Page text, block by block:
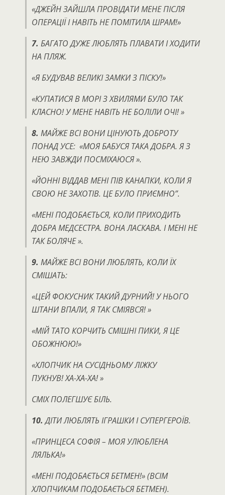
«ДЖЕЙН ЗАЙШЛА ПРОВІДАТИ МЕНЕ ПІСЛЯ
ОПЕРАЦІЇ І НАВІТЬ НЕ ПОМІТИЛА ШРАМ!»
7. БАГАТО ДУЖЕ ЛЮБЛЯТЬ ПЛАВАТИ І ХОДИТИ
НА ПЛЯЖ.
«Я БУДУВАВ ВЕЛИКІ ЗАМКИ З ПІСКУ!»
«КУПАТИСЯ В МОРІ З ХВИЛЯМИ БУЛО ТАК
КЛАСНО!У МЕНЕ НАВІТЬ НЕ БОЛІЛИ ОЧІ! »
8. МАЙЖЕ ВСІ ВОНИ ЦІНУЮТЬ ДОБРОТУ
ПОНАД УСЕ: «МОЯ БАБУСЯ ТАКА ДОБРА. Я З
НЕЮ ЗАВЖДИ ПОСМІХАЮСЯ ».
«ЙОННІ ВІДДАВ МЕНІ ПІВ КАНАПКИ, КОЛИ Я
СВОЮ НЕ ЗАХОТІВ. ЦЕ БУЛО ПРИЄМНО”.
«МЕНІ ПОДОБАЄТЬСЯ, КОЛИ ПРИХОДИТЬ
ДОБРА МЕДСЕСТРА. ВОНА ЛАСКАВА. І МЕНІ НЕ
ТАК БОЛЯЧЕ ».
9. МАЙЖЕ ВСІ ВОНИ ЛЮБЛЯТЬ, КОЛИ ЇХ
СМІШАТЬ:
«ЦЕЙ ФОКУСНИК ТАКИЙ ДУРНИЙ!У НЬОГО
ШТАНИ ВПАЛИ, Я ТАК СМІЯВСЯ! »
«МІЙ ТАТО КОРЧИТЬ СМІШНІ ПИКИ, Я ЦЕ
ОБОЖНЮЮ!»
«ХЛОПЧИК НА СУСІДНЬОМУ ЛІЖКУ
ПУКНУВ!ХА-ХА-ХА! »
СМІХ ПОЛЕГШУЄ БІЛЬ.
10.ДІТИ ЛЮБЛЯТЬ ІГРАШКИ І СУПЕРГЕРОЇВ.
«ПРИНЦЕСА СОФІЯ – МОЯ УЛЮБЛЕНА
ЛЯЛЬКА!»
«МЕНІ ПОДОБАЄТЬСЯ БЕТМЕН!» (ВСІМ
ХЛОПЧИКАМ ПОДОБАЄТЬСЯ БЕТМЕН).